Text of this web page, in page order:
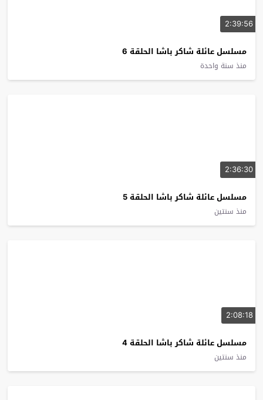
2:39:56
مسلسل عائلة شاكر باشا الحلقة 6
منذ سنة واحدة
2:36:30
مسلسل عائلة شاكر باشا الحلقة 5
منذ سنتين
2:08:18
مسلسل عائلة شاكر باشا الحلقة 4
منذ سنتين